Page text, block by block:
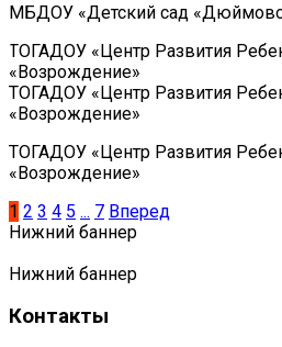
МБДОУ «Детский сад
ТОГАДОУ «Центр Развития
«Возрождение»
ТОГАДОУ «Центр Развития
«Возрождение»
ТОГАДОУ «Центр Развития
«Возрождение»
1 2 3 4 5 ... 7 Вперед
Нижний баннер
Нижний баннер
Контакты